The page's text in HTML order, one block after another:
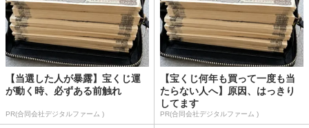
【当選した人が暴露】宝くじ運
が動く時、必ずある前触れ
PR(合同会社デジタルファーム )
【宝くじ何年も買って一度も当
たらない人へ】原因、はっきり
してます
PR(合同会社デジタルファーム )